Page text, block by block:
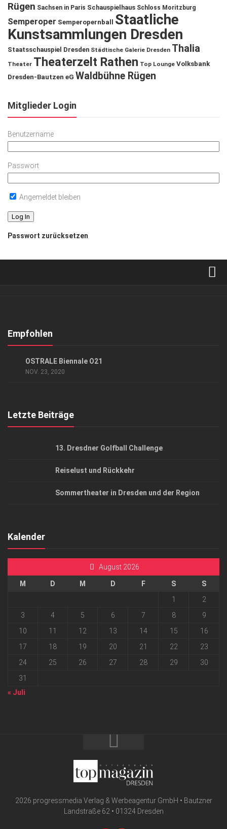
Rügen Sachsen in Paris Schauspielhaus Schloss Moritzburg
Semperoper Semperopernball
Staatliche
Kunstsammlungen Dresden
Staatsschauspiel Dresden Städtische Galerie Dresden Thalia
Theater Theaterzelt Rathen Top Lounge Volksbank
Dresden-Bautzen eG Waldbühne Rügen
Mitglieder Login
Benutzername
Passwort
Angemeldet bleiben
Passwort zurücksetzen
Kontakt, Impressum
Empfohlen
OSTRALE Biennale O21
NOV. 23, 2020
Letzte Beiträge
13. Dresdner Golfball Challenge
Reiselust und Rückkehr
Sommertheater in Dresden und der Region
Kalender
August 2026
M D M D F S
S
1
2
3
4 5 6 7 8
9
10
11 12 13 14 15
16
17
18 19 20 21 22
23
24
25 26 27 28 29
30
31
« Juli
2026 progressmedia Verlag & Werbeagentur GmbH • Bautzner
Landstraße 62 • 01324 Dresden